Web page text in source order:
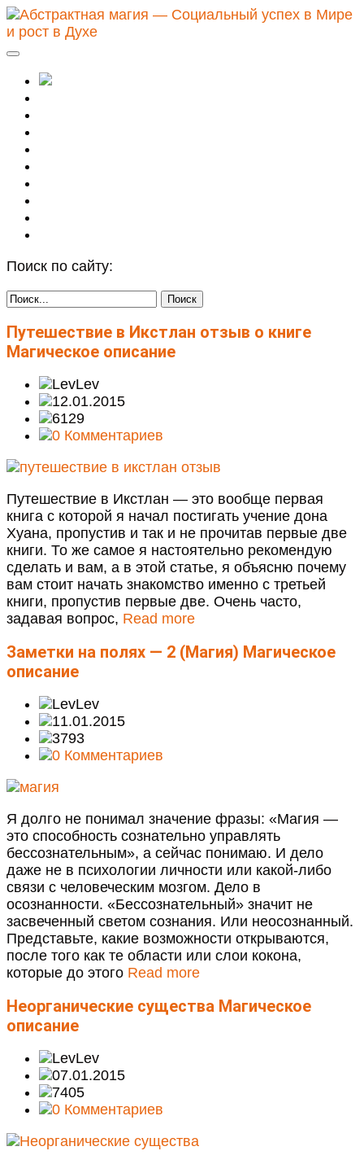
Поиск по сайту:
Путешествие в Икстлан отзыв о книге
Магическое описание
Lev
12.01.2015
6129
0 Комментариев
Путешествие в Икстлан — это вообще первая
книга с которой я начал постигать учение дона
Хуана, пропустив и так и не прочитав первые две
книги. То же самое я настоятельно рекомендую
сделать и вам, а в этой статье, я объясню почему
вам стоит начать знакомство именно с третьей
книги, пропустив первые две. Очень часто,
задавая вопрос, Read more
Заметки на полях — 2 (Магия) Магическое
описание
Lev
11.01.2015
3793
0 Комментариев
Я долго не понимал значение фразы: «Магия —
это способность сознательно управлять
бессознательным», а сейчас понимаю. И дело
даже не в психологии личности или какой-либо
связи с человеческим мозгом. Дело в
осознанности. «Бессознательный» значит не
засвеченный светом сознания. Или неосознанный.
Представьте, какие возможности открываются,
после того как те области или слои кокона,
которые до этого Read more
Неорганические существа Магическое
описание
Lev
07.01.2015
7405
0 Комментариев